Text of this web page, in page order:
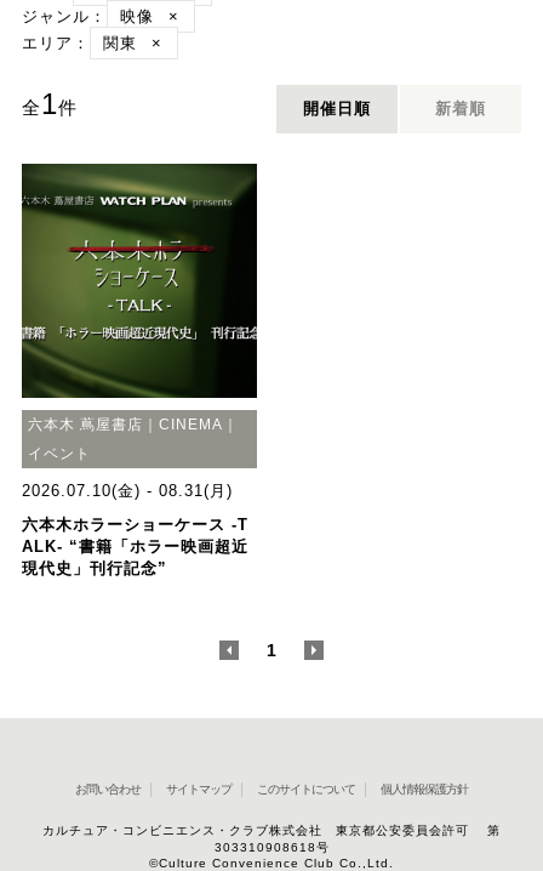
ジャンル：
映像
×
エリア：
関東 ×
全1件 開催日順 新着順
六本木 蔦屋書店｜CINEMA｜
イベント
2026.07.10(金) - 08.31(月)
六本木ホラーショーケース -T
ALK- “書籍「ホラー映画超近
現代史」刊行記念”
1
お問い合わせ サイトマップ このサイトについて 個人情報保護方針
カルチュア・コンビニエンス・クラブ株式会社 東京都公安委員会許可 第
303310908618号
©Culture Convenience Club Co.,Ltd.